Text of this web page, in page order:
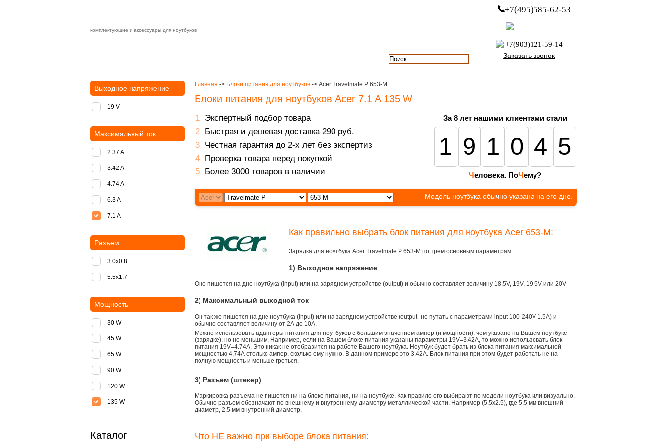
комплектующие и аксессуары для ноутбуков
+7(495)585-62-53
+7(903)121-59-14
Заказать звонок
Главная -> Блоки питания для ноутбуков -> Acer Travelmate P 653-M
Блоки питания для ноутбуков Acer 7.1 A 135 W
Экспертный подбор товара
Быстрая и дешевая доставка 290 руб.
Честная гарантия до 2-х лет без экспертиз
Проверка товара перед покупкой
Более 3000 товаров в наличии
За 8 лет нашими клиентами стали
191045
Человека. ПоЧему?
Модель ноутбука обычно указана на его дне.
Как правильно выбрать блок питания для ноутбука Acer 653-M:
Зарядка для ноутбука Acer Travelmate P 653-M по трем основным параметрам:
1) Выходное напряжение
Оно пишется на дне ноутбука (input) или на зарядном устройстве (output) и обычно составляет величину 18,5V, 19V, 19.5V или 20V
2) Максимальный выходной ток
Он так же пишется на дне ноутбука (input) или на зарядном устройстве (output- не путать с параметрами input 100-240V 1.5A) и
обычно составляет величину от 2А до 10A.
Можно использовать адаптеры питания для ноутбуков с большим значением ампер (и мощности), чем указано на Вашем ноутбуке
(зарядке), но не меньшим. Например, если на Вашем блоке питания указаны параметры 19V=3.42A, то можно использовать блок
питания 19V=4.74A. Это никак не отобразится на работе Вашего ноутбука. Ноутбук будет брать из блока питания максимальной
мощностью 4.74А столько ампер, сколько ему нужно. В данном примере это 3.42А. Блок питания при этом будет работать не на
полную мощность и меньше греться.
3) Разъем (штекер)
Маркировка разъема не пишется ни на блоке питания, ни на ноутбуке. Как правило его выбирают по модели ноутбука или визуально.
Обычно разъем обозначают по внешнему и внутреннему диаметру металлической части. Например (5.5x2.5), где 5.5 мм внешний
диаметр, 2.5 мм внутренний диаметр.
Что НЕ важно при выборе блока питания:
Выходное напряжение
19 V
Максимальный ток
2.37 A
3.42 A
4.74 A
6.3 A
7.1 A
Разъем
3.0x0.8
5.5х1.7
Мощность
30 W
45 W
65 W
90 W
120 W
135 W
Каталог